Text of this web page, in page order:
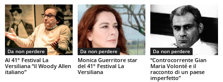
Da non perdere
Al 41° Festival La
Versiliana “il Woody Allen
italiano”
Da non perdere
Monica Guerritore star
del 41° Festival La
Versiliana
Da non perdere
“Controcorrente Gian
Maria Volonté e il
racconto di un paese
imperfetto”